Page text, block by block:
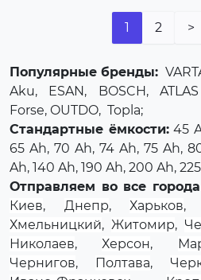
1 2 >
Популярные бренды:
Aku, ESAN, BOSCH,
Forse, OUTDO, Topla;
Стандартные ёмкости:45
65 Ah, 70 Ah, 74 Ah, 75 Ah,
Ah, 140 Ah, 190 Ah, 200 Ah,
Отправляем во все
Киев, Днепр, Харьков,
Хмельницкий, Житомир,
Николаев, Херсон,
Чернигов, Полтава,